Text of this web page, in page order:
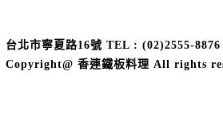
台北市寧夏路16號 TEL : (02)2555-8876
Copyright@ 香連鐵板料理 All rights